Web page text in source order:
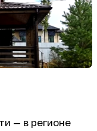
— в регионе